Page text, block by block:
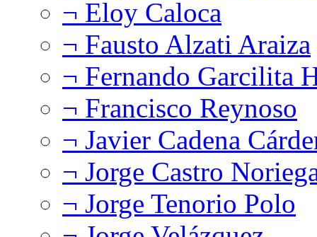
¬ Eloy Caloca
¬ Fausto Alzati Araiza
¬ Fernando Garcilita
¬ Francisco Reynoso
¬ Javier Cadena
¬ Jorge Castro
¬ Jorge Tenorio Polo